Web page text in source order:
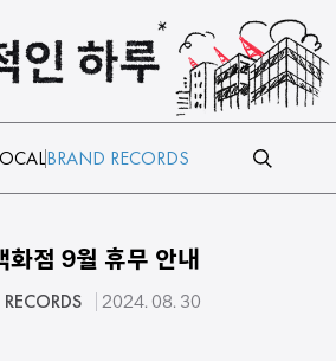
BRAND RECORDS
화점 9월 휴무 안내
2024. 08. 30